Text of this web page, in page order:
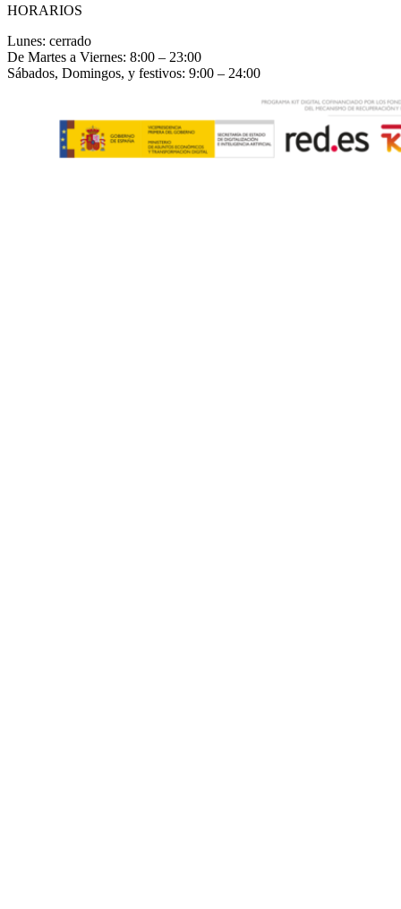
HORARIOS
Lunes: cerrado
De Martes a Viernes: 8:00 – 23:00
Sábados, Domingos, y festivos: 9:00 – 24:00